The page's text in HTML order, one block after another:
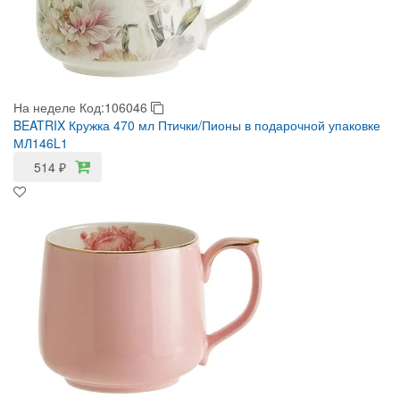
На неделе Код:106046
BEATRIX Кружка 470 мл Птички/Пионы в подарочной упаковке
МЛ146L1
514 ₽